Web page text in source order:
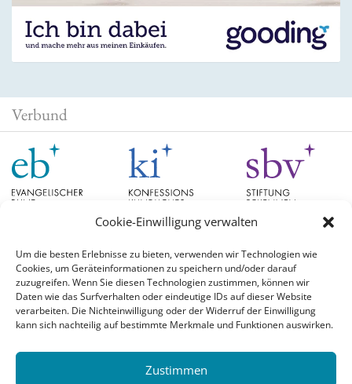
Cookie-Einwilligung verwalten
Um die besten Erlebnisse zu bieten, verwenden wir Technologien wie
Cookies, um Geräteinformationen zu speichern und/oder darauf
zuzugreifen. Wenn Sie diesen Technologien zustimmen, können wir
Daten wie das Surfverhalten oder eindeutige IDs auf dieser Website
verarbeiten. Die Nichteinwilligung oder der Widerruf der Einwilligung
kann sich nachteilig auf bestimmte Merkmale und Funktionen auswirken.
Zustimmen
Verbund
Schlagwörter
#aufgetischt Christian Schad Diskussion EB Bayern EB Hessen Evangelische